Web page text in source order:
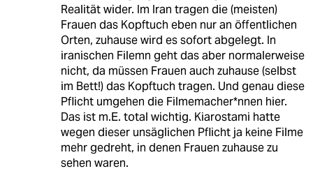
Realität wider. Im Iran tragen die (meisten)
Frauen das Kopftuch eben nur an öffentlichen
Orten, zuhause wird es sofort abgelegt. In
iranischen Filemn geht das aber normalerweise
nicht, da müssen Frauen auch zuhause (selbst
im Bett!) das Kopftuch tragen. Und genau diese
Pflicht umgehen die Filmemacher*nnen hier.
Das ist m.E. total wichtig. Kiarostami hatte
wegen dieser unsäglichen Pflicht ja keine Filme
mehr gedreht, in denen Frauen zuhause zu
sehen waren.